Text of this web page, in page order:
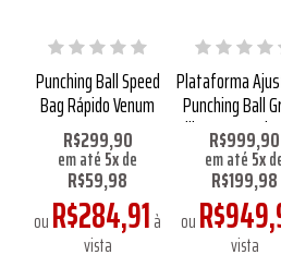
Punching Ball Speed
Bag Rápido Venum
R$299,90
em até5xde
R$59,98
ouR$284,91à
vista
Plataforma
Punching Ball
Hill com Pera de
R$999,90
em até5x
R$199,98
ou
vista